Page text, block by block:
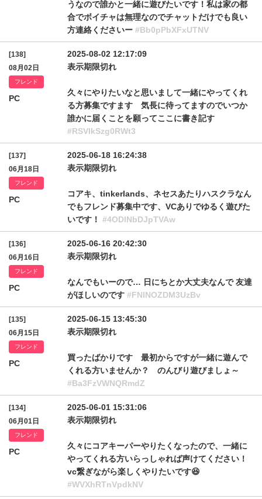
うなので誰かと一緒に遊びたいです！私は家の都
合でボイチャは無理なのでチャットだけでも良い
方連絡くださいー #Bb0pPbXFxUTNV
[138]
08月02日
フレンド
PC
2025-08-02 12:17:09
表示期限切れ
久々にやりたいなと思いまして一緒にやってくれ
る方募集ですます 気長に待ってますのでいつか
誰かに届くことを願ってここに書き記す
#RSVlkSzg0RWt3
[137]
06月18日
フレンド
PC
2025-06-18 16:24:38
表示期限切れ
コアキ、tinkerlands、ネセスあたりハスクラなん
でもフレンド募集中です、VCありでゆるく遊びた
いです！ #4ODlNbDJpTVAw
[136]
06月16日
フレンド
PC
2025-06-16 20:42:30
表示期限切れ
なんでもいーので… 日にちとか大丈夫なんで 友達
がほしいのです #FNlNOZDM3UzBv
[135]
06月15日
フレンド
PC
2025-06-15 13:45:30
表示期限切れ
買ったばかりです 最初からですが一緒に遊んで
くれる方いませんか？ のんびり遊びましょ～
#Ba3FzVWNQRmdZ
[134]
06月01日
フレンド
PC
2025-06-01 15:31:06
表示期限切れ
久々にコアキーパーやりたくなったので、一緒に
やってくれる方いらっしゃれば声けてください！
vc繋ぎながら楽しくやりたいです😆
#WVXhRTnVpdkNV